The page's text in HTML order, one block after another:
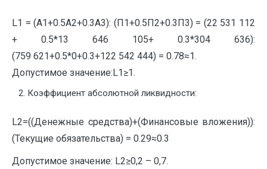
L1 = (A1+0.5A2+0.3A3): (П1+0.5П2+0.3П3) = (22 531 112
+ 0.5*13 646 105+ 0.3*304 636):
(759 621+0.5*0+0.3+122 542 444) = 0.78≈1.
Допустимое значение:L1≥1.
Коэффициент абсолютной ликвидности:
L2=((Денежные средства)+(Финансовые вложения)):
(Текущие обязательства) = 0.29≈0.3
Допустимое значение: L2≥0,2 – 0,7.